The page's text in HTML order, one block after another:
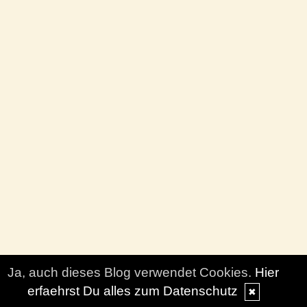
Ja, auch dieses Blog verwendet Cookies. Hier
erfaehrst Du alles zum Datenschutz
✖